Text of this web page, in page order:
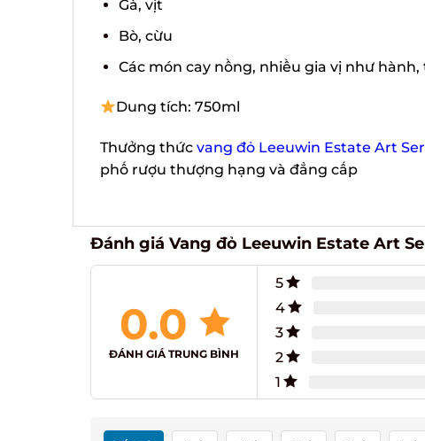
Gà, vịt
Bò, cừu
Các món cay nồng, nhiều gia vị như hành,
Dung tích: 750ml
Thưởng thứcvang đỏ Leeuwin Estate Art
phố rượu thượng hạng và đẳng cấp
Đánh giá Vang đỏ Leeuwin Estate Art
0.0
ĐÁNH GIÁ TRUNG BÌNH
5
4
3
2